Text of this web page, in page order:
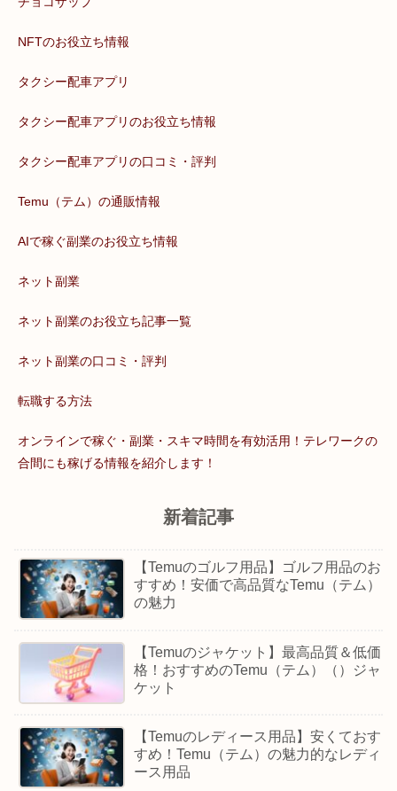
NFTのお役立ち情報
タクシー配車アプリ
タクシー配車アプリのお役立ち情報
タクシー配車アプリの口コミ・評判
Temu（テム）の通販情報
AIで稼ぐ副業のお役立ち情報
ネット副業
ネット副業のお役立ち記事一覧
ネット副業の口コミ・評判
転職する方法
オンラインで稼ぐ・副業・スキマ時間を有効活用！テレワークの
合間にも稼げる情報を紹介します！
新着記事
【Temuのゴルフ用品】ゴルフ用品のお
すすめ！安価で高品質なTemu（テム）
の魅力
【Temuのジャケット】最高品質＆低価
格！おすすめのTemu（テム）（）ジャ
ケット
【Temuのレディース用品】安くておす
すめ！Temu（テム）の魅力的なレディ
ース用品